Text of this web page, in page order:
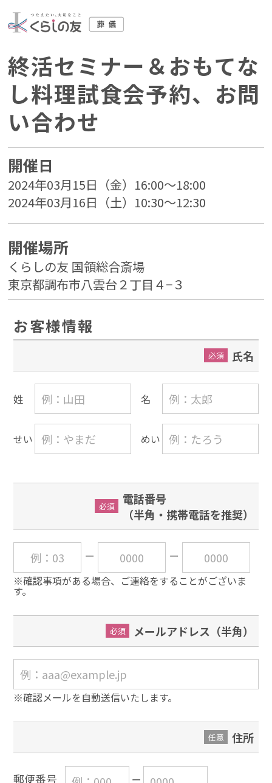
終活セミナー＆おもてな
し料理試食会予約、お問
い合わせ
開催日
2024年03月15日（金）16:00～18:00
2024年03月16日（土）10:30～12:30
開催場所
くらしの友 国領総合斎場
東京都調布市八雲台２丁目４−３
お客様情報
氏名
必須
姓 名
せい めい
電話番号
（半角・携帯電話を推奨）
必須
※確認事項がある場合、ご連絡をすることがございま
す。
メールアドレス（半角）
必須
※確認メールを自動送信いたします。
住所
任意
郵便番号